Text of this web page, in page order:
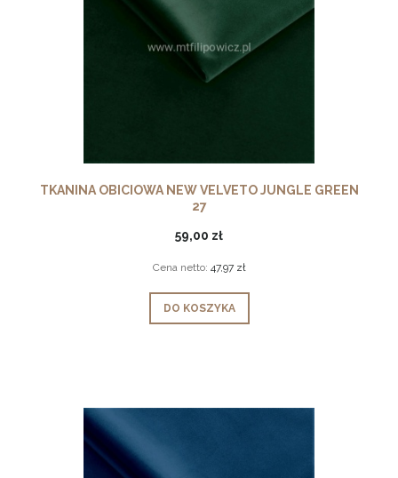
TKANINA OBICIOWA NEW VELVETO JUNGLE GREEN
27
59,00 zł
Cena netto: 47,97 zł
DO KOSZYKA